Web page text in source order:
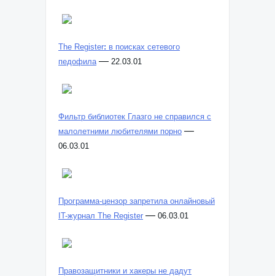
The Register: в поисках сетевого
педофила — 22.03.01
Фильтр библиотек Глазго не справился с
малолетними любителями порно —
06.03.01
Программа-цензор запретила онлайновый
IT-журнал The Register — 06.03.01
Правозащитники и хакеры не дадут